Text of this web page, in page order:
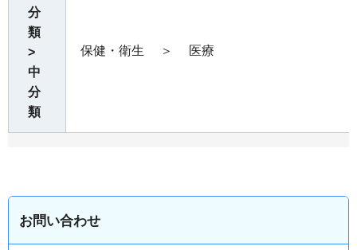
分
類
>
中
分
類
保健・衛生 ＞ 医療
お問い合わせ